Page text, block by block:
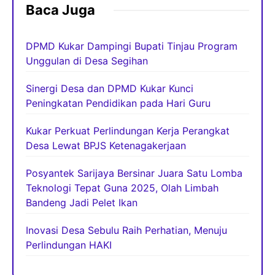
Baca Juga
DPMD Kukar Dampingi Bupati Tinjau Program
Unggulan di Desa Segihan
Sinergi Desa dan DPMD Kukar Kunci
Peningkatan Pendidikan pada Hari Guru
Kukar Perkuat Perlindungan Kerja Perangkat
Desa Lewat BPJS Ketenagakerjaan
Posyantek Sarijaya Bersinar Juara Satu Lomba
Teknologi Tepat Guna 2025, Olah Limbah
Bandeng Jadi Pelet Ikan
Inovasi Desa Sebulu Raih Perhatian, Menuju
Perlindungan HAKI